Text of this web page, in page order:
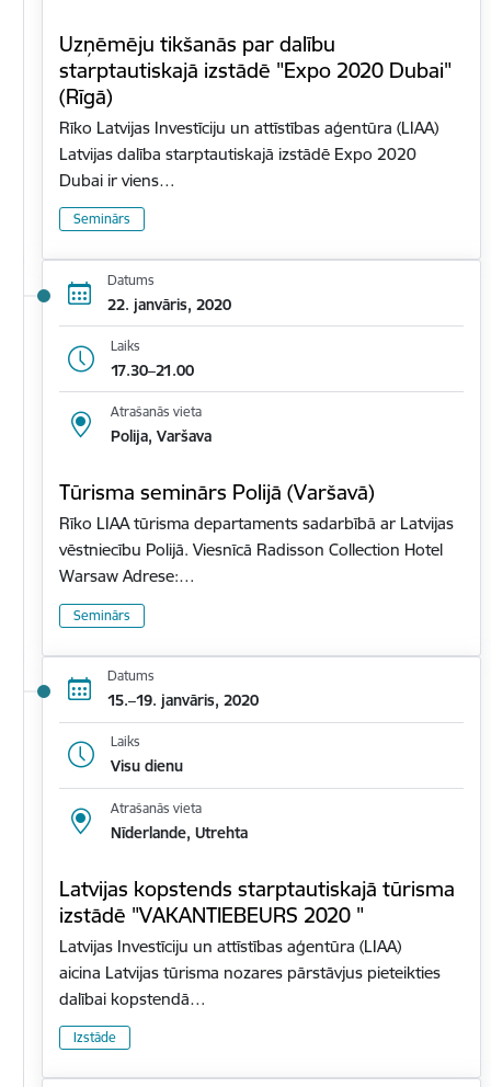
Uzņēmēju tikšanās par dalību
starptautiskajā izstādē "Expo 2020 Dubai"
(Rīgā)
Rīko Latvijas Investīciju un attīstības aģentūra (LIAA)
Latvijas dalība starptautiskajā izstādē Expo 2020
Dubai ir viens…
Seminārs
Datums
22. janvāris, 2020
Laiks
17.30–21.00
Atrašanās vieta
Polija, Varšava
Tūrisma seminārs Polijā (Varšavā)
Rīko LIAA tūrisma departaments sadarbībā ar Latvijas
vēstniecību Polijā. Viesnīcā Radisson Collection Hotel
Warsaw Adrese:…
Seminārs
Datums
15.–19. janvāris, 2020
Laiks
Visu dienu
Atrašanās vieta
Nīderlande, Utrehta
Latvijas kopstends starptautiskajā tūrisma
izstādē "VAKANTIEBEURS 2020 "
Latvijas Investīciju un attīstības aģentūra (LIAA)
aicina Latvijas tūrisma nozares pārstāvjus pieteikties
dalībai kopstendā…
Izstāde